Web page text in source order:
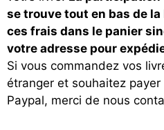
se trouve tout en bas de
ces frais dans le panier
votre adresse pour
Si vous commandez vos
étranger et souhaitez
Paypal, merci de nous